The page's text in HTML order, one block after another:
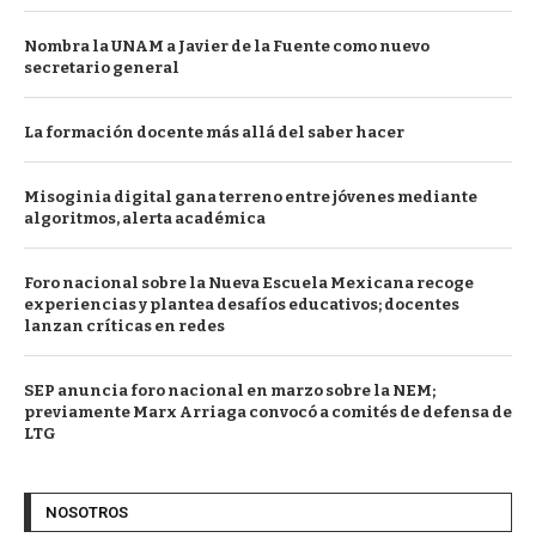
Nombra la UNAM a Javier de la Fuente como nuevo
secretario general
La formación docente más allá del saber hacer
Misoginia digital gana terreno entre jóvenes mediante
algoritmos, alerta académica
Foro nacional sobre la Nueva Escuela Mexicana recoge
experiencias y plantea desafíos educativos; docentes
lanzan críticas en redes
SEP anuncia foro nacional en marzo sobre la NEM;
previamente Marx Arriaga convocó a comités de defensa de
LTG
NOSOTROS